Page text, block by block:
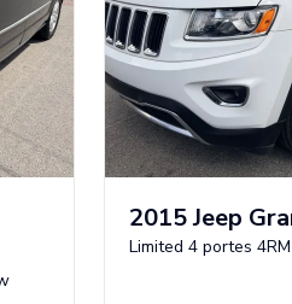
2015Jeep
Limited 4 portes 4RM